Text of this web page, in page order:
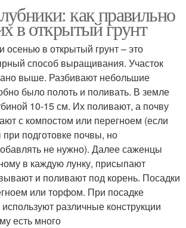
как правильно
в открытый грунт
осенью в открытый грунт – это
способ выращивания. Участок
выше. Разбивают небольшие
было полоть и поливать. В земле
10-15 см. Их поливают, а почву
с компостом или перегноем (если
подготовке почвы, но
не нужно). Далее саженцы
в каждую лунку, присыпают
и поливают под корень. Посадки
или торфом. При посадке
различные конструкции
есть много